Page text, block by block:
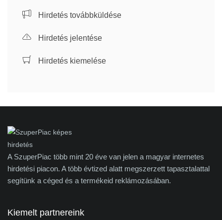
Hirdetés továbbküldése
Hirdetés jelentése
Hirdetés kiemelése
A SzuperPiac több mint 20 éve van jelen a magyar internetes
hirdetési piacon. A több évtized alatt megszerzett tapasztalattal
segítünk a céged és a termékeid reklámozásában.
Kiemelt partnereink